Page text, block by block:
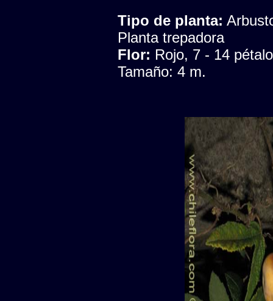
Tipo de planta:
Planta trepadora
Flor: Rojo, 7 - 14
Tamaño: 4 m.